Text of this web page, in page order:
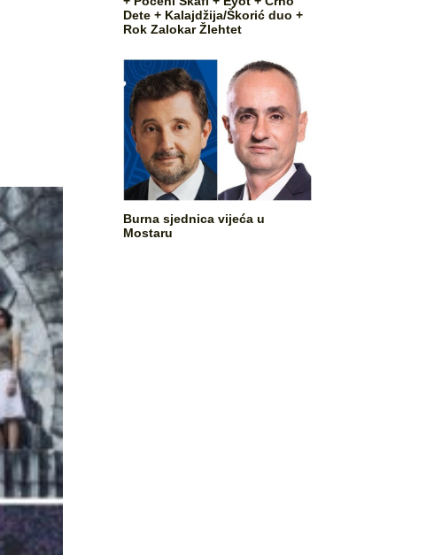
Dete + Kalajdžija/Škorić duo +
Rok Zalokar Žlehtet
Burna sjednica vijeća u
Mostaru